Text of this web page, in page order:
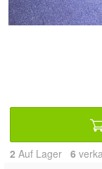
2 Auf Lager 6